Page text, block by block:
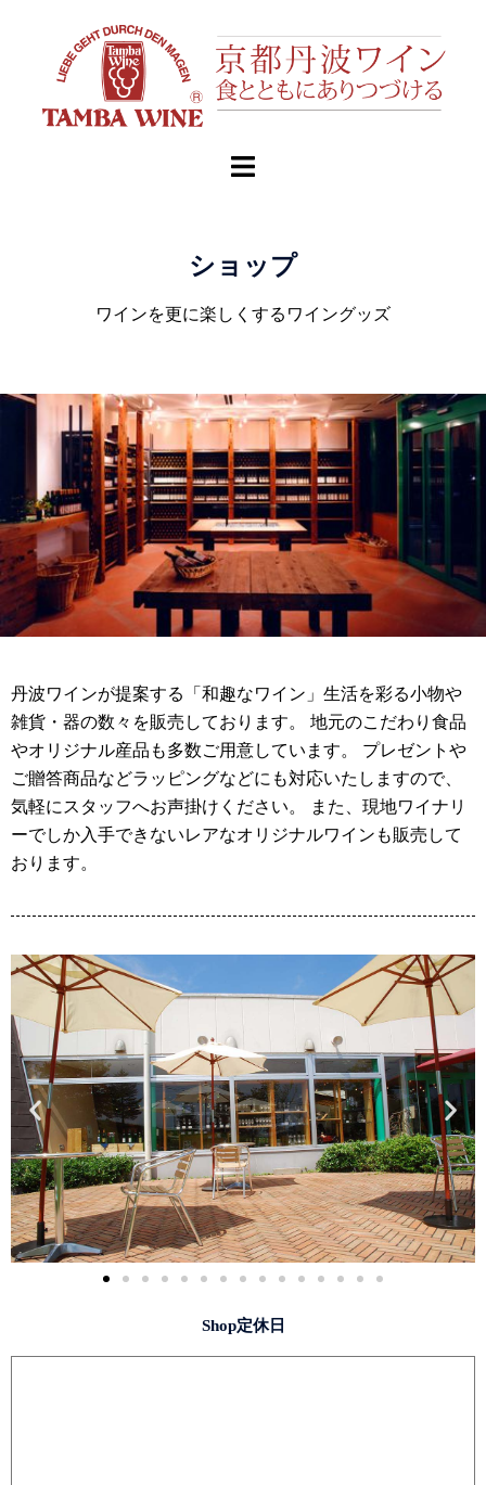
ショップ
ワインを更に楽しくするワイングッズ
丹波ワインが提案する「和趣なワイン」生活を彩る小物や
雑貨・器の数々を販売しております。 地元のこだわり食品
やオリジナル産品も多数ご用意しています。 プレゼントや
ご贈答商品などラッピングなどにも対応いたしますので、
気軽にスタッフへお声掛けください。 また、現地ワイナリ
ーでしか入手できないレアなオリジナルワインも販売して
おります。
Shop定休日